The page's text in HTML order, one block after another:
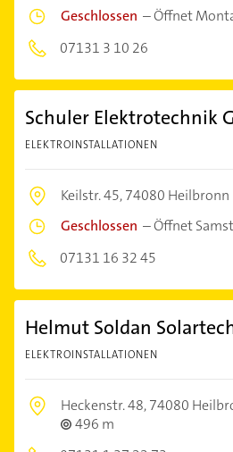
Geschlossen –Öffnet
07131 3 10 26
Schuler Elektrotechnik
ELEKTROINSTALLATIONEN
Keilstr. 45,74080 Heilbronn
Geschlossen –Öffnet
07131 16 32 45
Helmut Soldan
ELEKTROINSTALLATIONEN
Heckenstr. 48,74080
496 m